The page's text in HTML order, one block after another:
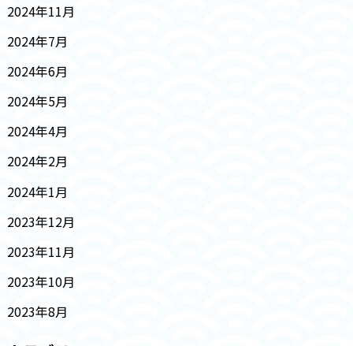
2024年11月
2024年7月
2024年6月
2024年5月
2024年4月
2024年2月
2024年1月
2023年12月
2023年11月
2023年10月
2023年8月